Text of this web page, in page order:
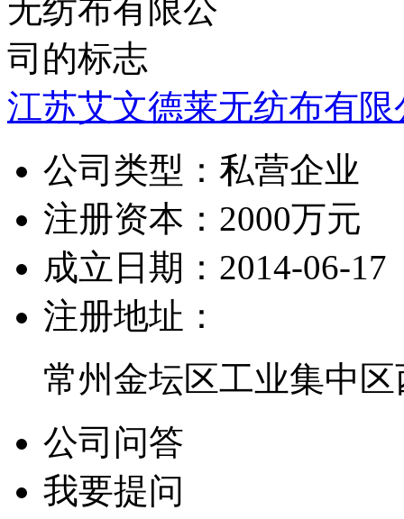
江苏艾文德莱无纺布有限
公司类型： 私营企业
注册资本： 2000万元
成立日期： 2014-06-17
注册地址：
常州金坛区工业集中
公司问答
我要提问